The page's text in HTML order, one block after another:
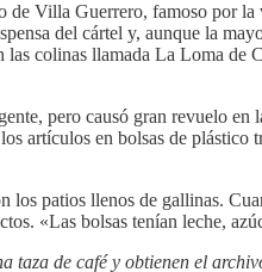
Villa Guerrero, famoso por la
del cártel y, aunque la
colinas llamada La Loma
pero causó gran revuelo
artículos en bolsas de
patios llenos de gallinas.
«Las bolsas tenían leche,
taza de café y obtienen el